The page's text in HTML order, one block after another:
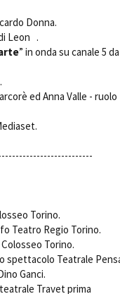
Donna.
Leon .
” in onda su canale 5 da
ed Anna Valle - ruolo
Torino.
Teatro Regio Torino.
Torino.
Teatrale
Ganci.
Travet prima